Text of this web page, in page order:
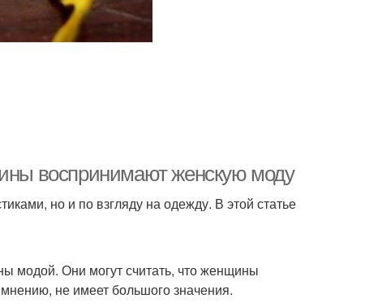
воспринимают женскую моду
но и по взгляду на одежду. В этой статье
модой. Они могут считать, что женщины
не имеет большого значения.